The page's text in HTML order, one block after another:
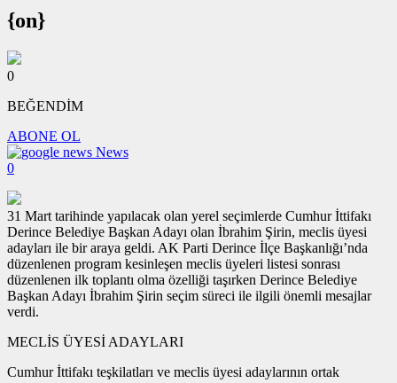
{on}
0
BEĞENDİM
ABONE OL
News
0
31 Mart tarihinde yapılacak olan yerel seçimlerde Cumhur İttifakı
Derince Belediye Başkan Adayı olan İbrahim Şirin, meclis üyesi
adayları ile bir araya geldi. AK Parti Derince İlçe Başkanlığı’nda
düzenlenen program kesinleşen meclis üyeleri listesi sonrası
düzenlenen ilk toplantı olma özelliği taşırken Derince Belediye
Başkan Adayı İbrahim Şirin seçim süreci ile ilgili önemli mesajlar
verdi.
MECLİS ÜYESİ ADAYLARI
Cumhur İttifakı teşkilatları ve meclis üyesi adaylarının ortak